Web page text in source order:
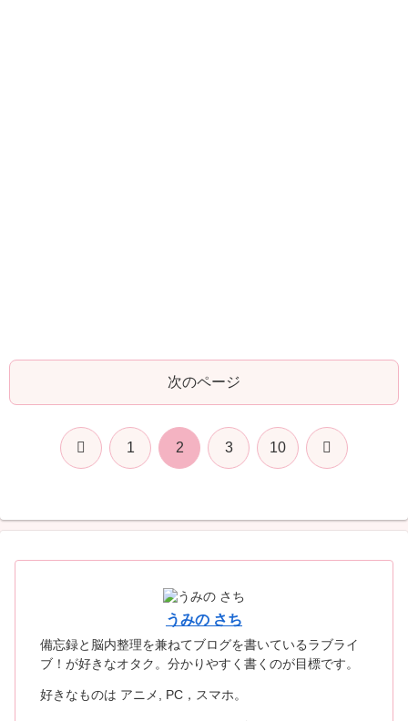
次のページ
前 1 2 3 10 次
うみの さち
備忘録と脳内整理を兼ねてブログを書いているラブライ
ブ！が好きなオタク。分かりやすく書くのが目標です。
好きなものは アニメ, PC，スマホ。